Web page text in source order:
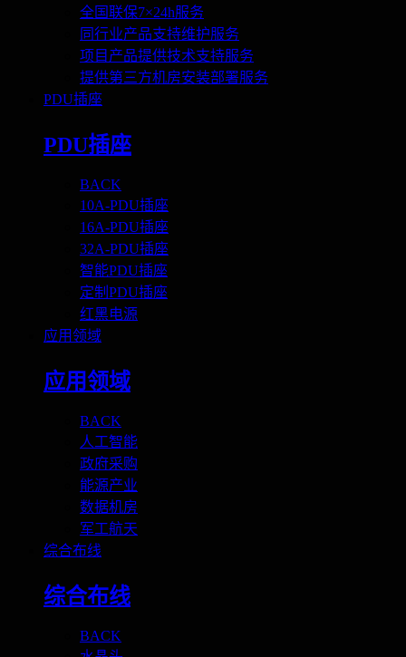
全国联保7×24h服务
同行业产品支持维护服务
项目产品提供技术支持服务
提供第三方机房安装部署服务
PDU插座
PDU插座
BACK
10A-PDU插座
16A-PDU插座
32A-PDU插座
智能PDU插座
定制PDU插座
红黑电源
应用领域
应用领域
BACK
人工智能
政府采购
能源产业
数据机房
军工航天
综合布线
综合布线
BACK